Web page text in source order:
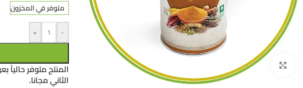
اضغط للتكبير
متوفر في المخزون
-
+
الثاني مجانا.